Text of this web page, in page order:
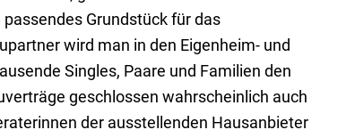
Grundstück für das
wird man in den Eigenheim- und
Singles, Paare und Familien den
geschlossen wahrscheinlich auch
der ausstellenden Hausanbieter